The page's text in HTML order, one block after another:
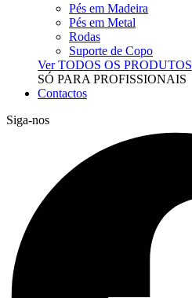
Pés em Madeira
Pés em Metal
Rodas
Suporte de Copo
Ver TODOS OS PRODUTOS
SÓ PARA PROFISSIONAIS
Contactos
Siga-nos